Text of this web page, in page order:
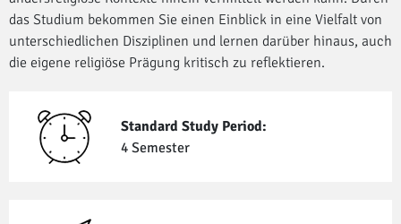
das Studium bekommen Sie einen Einblick in eine Vielfalt von
unterschiedlichen Disziplinen und lernen darüber hinaus, auch
die eigene religiöse Prägung kritisch zu reflektieren.
Standard Study Period:
4 Semester